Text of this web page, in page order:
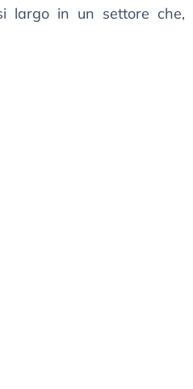
largo in un settore che,